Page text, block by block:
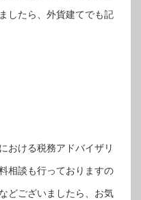
したら、外貨建てでも記
おける税務アドバイザリ
相談も行っておりますの
どございましたら、お気